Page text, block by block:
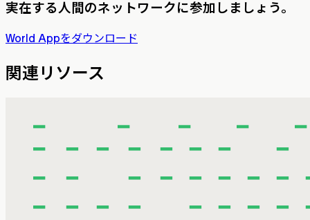
実在する人間のネットワークに参加しましょう。
World Appをダウンロード
関連リソース